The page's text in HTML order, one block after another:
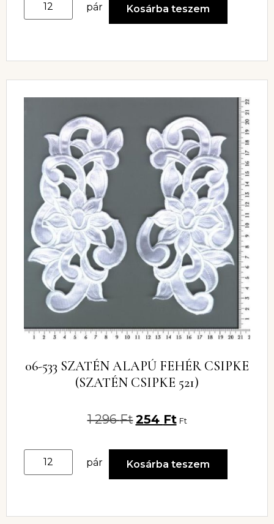
pár Kosárba teszem
06-533 SZATÉN ALAPÚ FEHÉR CSIPKE
(SZATÉN CSIPKE 521)
1 296Ft254 Ft Ft
pár Kosárba teszem